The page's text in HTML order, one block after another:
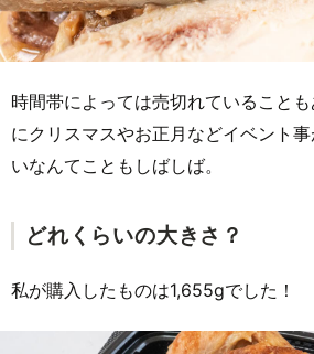
時間帯によっては売切れていること
にクリスマスやお正月などイベント
いなんてこともしばしば。
どれくらいの大きさ？
私が購入したものは1,655gでした！